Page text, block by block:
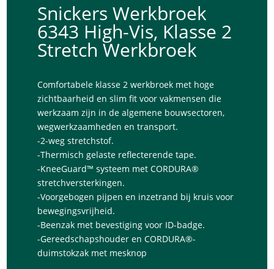
Snickers Werkbroek
6343 High-Vis, Klasse 2
Stretch Werkbroek
Comfortabele klasse 2 werkbroek met hoge
zichtbaarheid en slim fit voor vakmensen die
werkzaam zijn in de algemene bouwsectoren,
wegwerkzaamheden en transport.
-2-weg stretchstof.
-Thermisch gelaste reflecterende tape.
-KneeGuard™ systeem met CORDURA®
stretchversterkingen.
-Voorgebogen pijpen en inzetrand bij kruis voor
bewegingsvrijheid.
-Beenzak met bevestiging voor ID-badge.
-Gereedschapshouder en CORDURA®-
duimstokzak met mesknop